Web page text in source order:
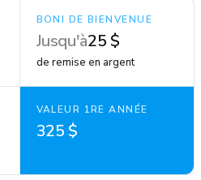
BONI DE BIENVENUE
Jusqu'à25 $
de remise en argent
VALEUR 1RE ANNÉE
325 $